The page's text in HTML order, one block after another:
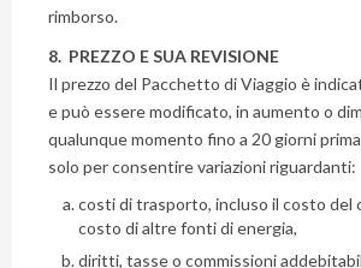
rimborso.
8. PREZZO E SUA REVISIONE
Il prezzo del Pacchetto di Viaggio è
e può essere modificato, in aumento o
qualunque momento fino a 20 giorni
solo per consentire variazioni riguardanti:
costi di trasporto, incluso il costo del
costo di altre fonti di energia,
diritti, tasse o commissioni